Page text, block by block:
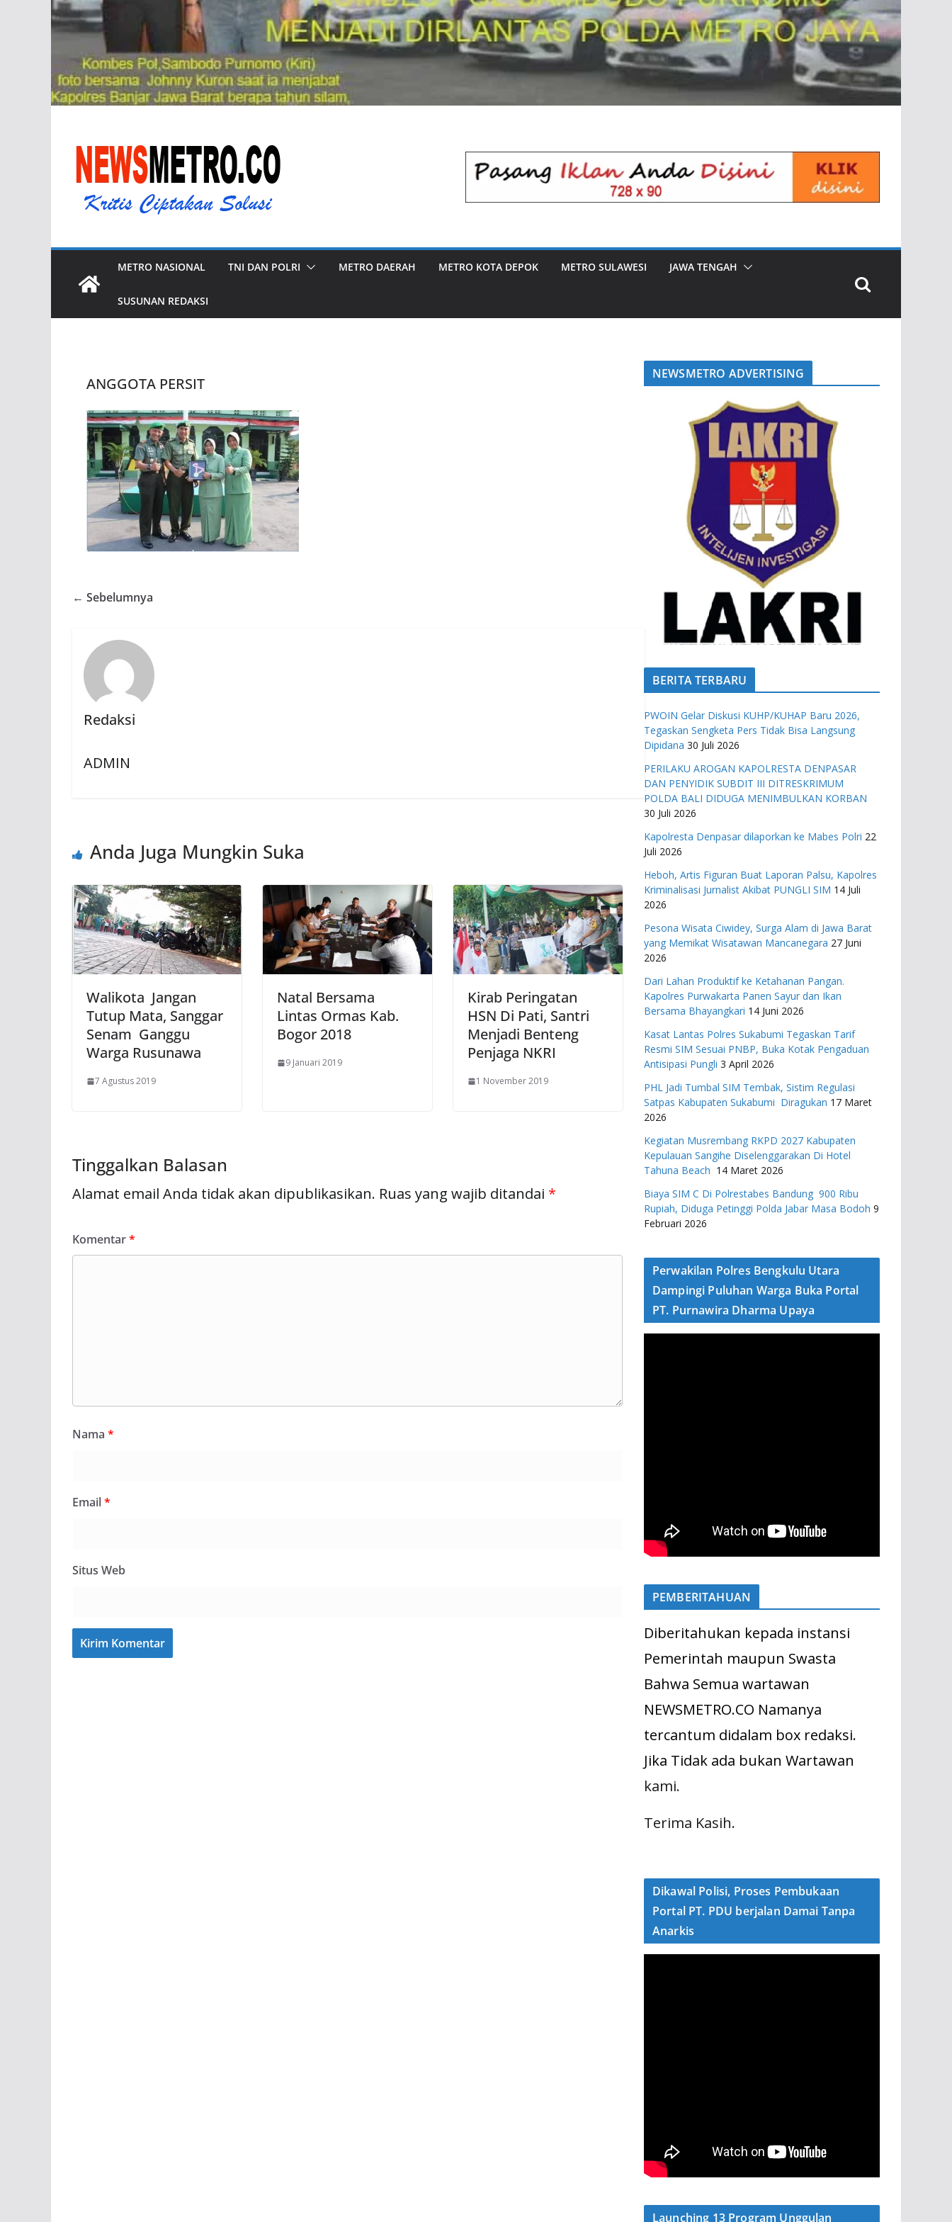
METRO NASIONAL TNI DAN POLRI METRO DAERAH METRO KOTA DEPOK METRO SULAWESI JAWA TENGAH
SUSUNAN REDAKSI
ANGGOTA PERSIT
← Sebelumnya
Redaksi
ADMIN
Anda Juga Mungkin Suka
Walikota Jangan
Tutup Mata, Sanggar
Senam Ganggu
Warga Rusunawa
7 Agustus 2019
Natal Bersama
Lintas Ormas Kab.
Bogor 2018
9 Januari 2019
Kirab Peringatan
HSN Di Pati, Santri
Menjadi Benteng
Penjaga NKRI
1 November 2019
Tinggalkan Balasan
Alamat email Anda tidak akan dipublikasikan. Ruas yang wajib ditandai *
Komentar*
Nama *
Email*
Situs Web
NEWSMETRO ADVERTISING
BERITA TERBARU
PWOIN Gelar Diskusi KUHP/KUHAP Baru 2026,
Tegaskan Sengketa Pers Tidak Bisa Langsung
Dipidana 30 Juli 2026
PERILAKU AROGAN KAPOLRESTA DENPASAR
DAN PENYIDIK SUBDIT III DITRESKRIMUM
POLDA BALI DIDUGA MENIMBULKAN KORBAN
30 Juli 2026
Kapolresta Denpasar dilaporkan ke Mabes Polri 22
Juli 2026
Heboh, Artis Figuran Buat Laporan Palsu, Kapolres
Kriminalisasi Jurnalist Akibat PUNGLI SIM 14 Juli
2026
Pesona Wisata Ciwidey, Surga Alam di Jawa Barat
yang Memikat Wisatawan Mancanegara 27 Juni
2026
Dari Lahan Produktif ke Ketahanan Pangan.
Kapolres Purwakarta Panen Sayur dan Ikan
Bersama Bhayangkari 14 Juni 2026
Kasat Lantas Polres Sukabumi Tegaskan Tarif
Resmi SIM Sesuai PNBP, Buka Kotak Pengaduan
Antisipasi Pungli 3 April 2026
PHL Jadi Tumbal SIM Tembak, Sistim Regulasi
Satpas Kabupaten Sukabumi Diragukan 17 Maret
2026
Kegiatan Musrembang RKPD 2027 ​Kabupaten
Kepulauan Sangihe Diselenggarakan Di Hotel
Tahuna Beach 14 Maret 2026
Biaya SIM C Di Polrestabes Bandung 900 Ribu
Rupiah, Diduga Petinggi Polda Jabar Masa Bodoh 9
Februari 2026
Perwakilan Polres Bengkulu Utara
Dampingi Puluhan Warga Buka Portal
PT. Purnawira Dharma Upaya
PEMBERITAHUAN
Diberitahukan kepada instansi
Pemerintah maupun Swasta
Bahwa Semua wartawan
NEWSMETRO.CO Namanya
tercantum didalam box redaksi.
Jika Tidak ada bukan Wartawan
kami.
Terima Kasih.
Dikawal Polisi, Proses Pembukaan
Portal PT. PDU berjalan Damai Tanpa
Anarkis
Launching 13 Program Unggulan